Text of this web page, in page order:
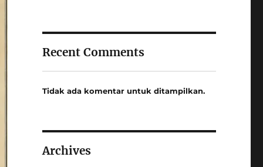
Recent Comments
Tidak ada komentar untuk ditampilkan.
Archives